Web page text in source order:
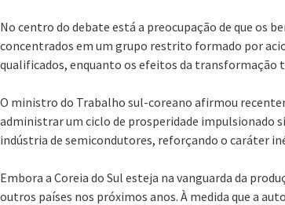
No centro do debate está a preocupação de que os
concentrados em um grupo restrito formado por
qualificados, enquanto os efeitos da transformação
O ministro do Trabalho sul-coreano afirmou
administrar um ciclo de prosperidade
indústria de semicondutores, reforçando o caráter
Embora a Coreia do Sul esteja na vanguarda da
outros países nos próximos anos. À medida que a